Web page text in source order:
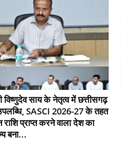
विष्णुदेव साय के नेतृत्व में छत्तीसगढ़
SASCI 2026-27 के तहत
राशि प्राप्त करने वाला देश का
बना...